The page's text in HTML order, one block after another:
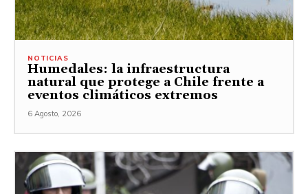
NOTICIAS
Humedales: la infraestructura
natural que protege a Chile frente a
eventos climáticos extremos
6 Agosto, 2026